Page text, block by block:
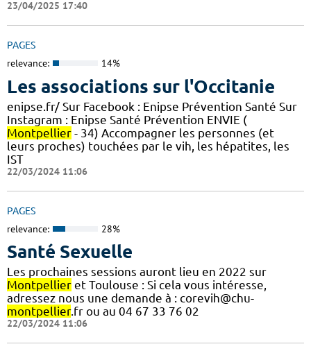
23/04/2025 17:40
PAGES
relevance: 14%
Les associations sur l'Occitanie
enipse.fr/ Sur Facebook : Enipse Prévention Santé Sur
Instagram : Enipse Santé Prévention ENVIE (
Montpellier - 34) Accompagner les personnes (et
leurs proches) touchées par le vih, les hépatites, les
IST
22/03/2024 11:06
PAGES
relevance: 28%
Santé Sexuelle
Les prochaines sessions auront lieu en 2022 sur
Montpellier et Toulouse : Si cela vous intéresse,
adressez nous une demande à : corevih@chu-
montpellier.fr ou au 04 67 33 76 02
22/03/2024 11:06